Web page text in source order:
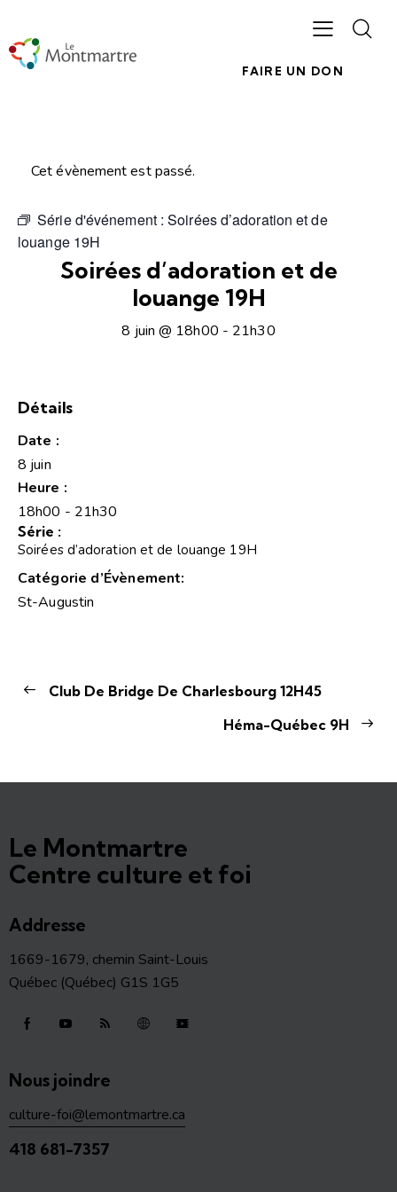
FAIRE UN DON
Cet évènement est passé.
Série d'événement :Soirées d’adoration et de
louange 19H
Soirées d’adoration et de
louange 19H
8 juin @ 18h00 - 21h30
Détails
Date :
8 juin
Heure :
18h00 - 21h30
Série :
Soirées d’adoration et de louange 19H
Catégorie d’Évènement:
St-Augustin
Club De Bridge De Charlesbourg 12H45
Héma-Québec 9H
Le Montmartre
Centre culture et foi
Addresse
1669-1679, chemin Saint-Louis
Québec (Québec) G1S 1G5
Nous joindre
culture-foi@lemontmartre.ca
418 681-7357